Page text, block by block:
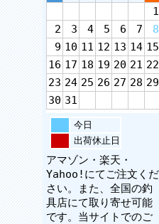
1
2
3 4 5 6 7
8
9 10 11 12 13 14 15
16 17 18 19 20 21 22
23 24 25 26 27 28 29
30 31
今日
出荷休止日
アマゾン・楽天・
Yahoo!にてご注文くだ
さい。また、全国の釣
具店にて取り寄せ可能
です。当サイトでのご